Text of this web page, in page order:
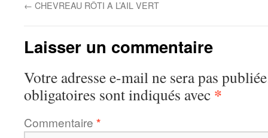
← CHEVREAU RÔTI A L’AIL VERT
Laisser un commentaire
Votre adresse e-mail ne sera pas
obligatoires sont indiqués avec *
Commentaire *